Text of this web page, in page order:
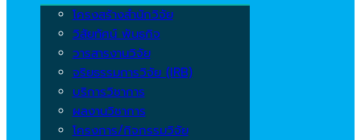
โครงสร้างสำนักวิจัย
วิสัยทัศน์ พันธกิจ
วารสารงานวิจัย
จริยธรรมการวิจัย (IRB)
บริการวิชาการ
ผลงานวิชาการ
โครงการ/กิจกรรมวิจัย